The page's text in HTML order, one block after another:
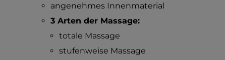
angenehmes Innenmaterial
3 Arten der Massage:
totale Massage
stufenweise Massage